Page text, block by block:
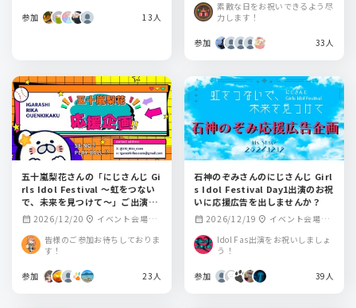
参加 13人
素敵な日をお祝いできるよう尽
力します！
参加 33人
五十嵐梨花さんの「にじさんじ Gi
rls Idol Festival 〜虹をつない
で、未来を見つけて〜」ご出演記
念を応援広告でお祝いしません
か？
calendar_month 2026/12/20 location_on イベント会場周
皆様のご参加お待ちしておりま
す！
参加 23人
石神のぞみさんのにじさんじ Girl
s Idol Festival Day1出演のお祝
いに応援広告を出しませんか？
calendar_month 2026/12/19 location_on イベント会場周
Idol Fas出演をお祝いしましょ
う！
参加 39人